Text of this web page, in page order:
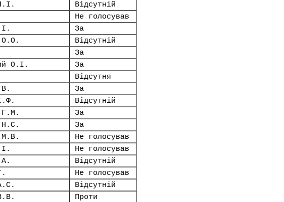
Відсутній
Не голосував
За
О.О.
Відсутній
За
О.І.
За
Відсутня
За
Відсутній
Г.М.
За
Н.С.
За
М.В.
Не голосував
Не голосував
Відсутній
Не голосував
Відсутній
Проти